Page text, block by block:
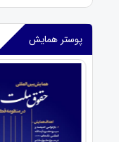
پوستر همایش